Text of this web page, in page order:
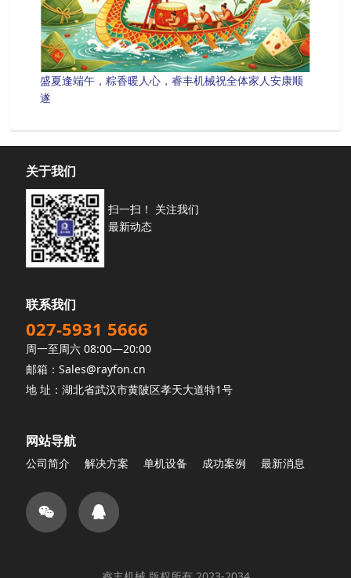
盛夏逢端午，粽香暖人心，睿丰机械祝全体家人安康顺
遂
关于我们
扫一扫！ 关注我们
最新动态
联系我们
027-5931 5666
周一至周六 08:00—20:00
邮箱：Sales@rayfon.cn
地 址：湖北省武汉市黄陂区孝天大道特1号
网站导航
公司简介 解决方案 单机设备 成功案例 最新消息